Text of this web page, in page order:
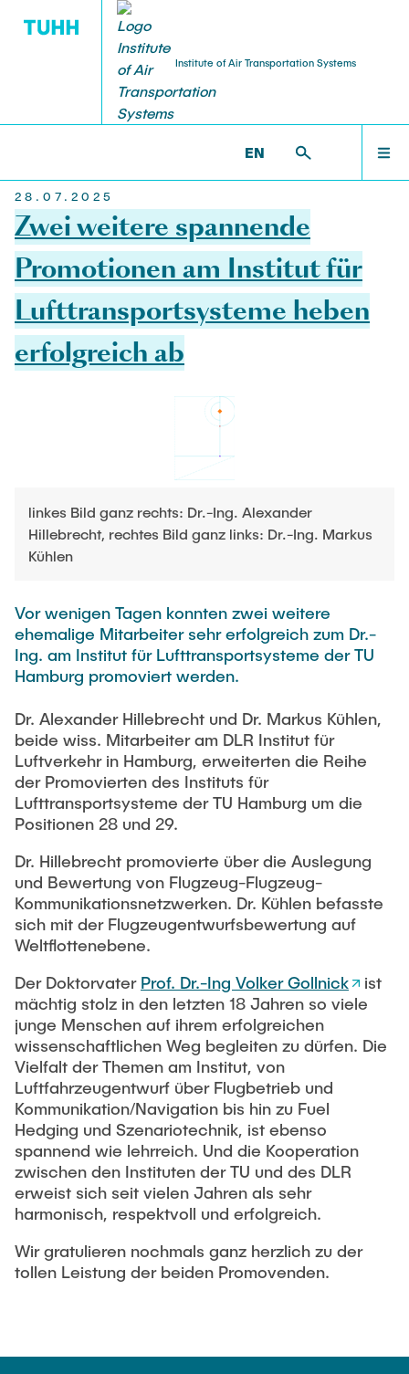
Institute of Air Transportation Systems
EN
INSTITUT
Über
Team
News
Kooperationen
FORSCHUNG
Forschungsbereiche
Forschungsprojekte
Promotion
Dissertationen
LEHRE
Studium
Lehrveranstaltungen
Studentische Arbeiten
Lehrkörper
Arbeiten am ILT
Wissensch. MitarbeiterInnen
Studentische Arbeiten
HiWi-Stellen
28.07.2025
Zwei weitere spannende
Promotionen am Institut für
Lufttransportsysteme heben
erfolgreich ab
linkes Bild ganz rechts: Dr.-Ing. Alexander
Hillebrecht, rechtes Bild ganz links: Dr.-Ing. Markus
Kühlen
Vor wenigen Tagen konnten zwei weitere
ehemalige Mitarbeiter sehr erfolgreich zum Dr.-
Ing. am Institut für Lufttransportsysteme der TU
Hamburg promoviert werden.
Dr. Alexander Hillebrecht und Dr. Markus Kühlen,
beide wiss. Mitarbeiter am DLR Institut für
Luftverkehr in Hamburg, erweiterten die Reihe
der Promovierten des Instituts für
Lufttransportsysteme der TU Hamburg um die
Positionen 28 und 29.
Dr. Hillebrecht promovierte über die Auslegung
und Bewertung von Flugzeug-Flugzeug-
Kommunikationsnetzwerken. Dr. Kühlen befasste
sich mit der Flugzeugentwurfsbewertung auf
Weltflottenebene.
Der Doktorvater Prof. Dr.-Ing Volker Gollnick
ist
mächtig stolz in den letzten 18 Jahren so viele
junge Menschen auf ihrem erfolgreichen
wissenschaftlichen Weg begleiten zu dürfen. Die
Vielfalt der Themen am Institut, von
Luftfahrzeugentwurf über Flugbetrieb und
Kommunikation/Navigation bis hin zu Fuel
Hedging und Szenariotechnik, ist ebenso
spannend wie lehrreich. Und die Kooperation
zwischen den Instituten der TU und des DLR
erweist sich seit vielen Jahren als sehr
harmonisch, respektvoll und erfolgreich.
Wir gratulieren nochmals ganz herzlich zu der
tollen Leistung der beiden Promovenden.